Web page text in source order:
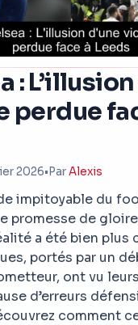
: L’illusion
perdue
2026• ParAlexis
impitoyable du
promesse de
a été bien plus
portés par un
ont vu
d’erreurs
comment